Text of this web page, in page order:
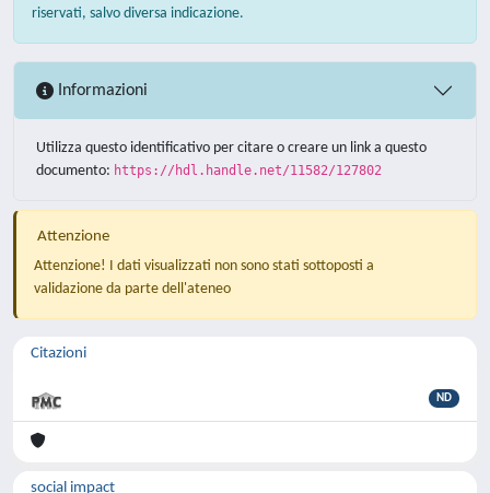
riservati, salvo diversa indicazione.
Informazioni
Utilizza questo identificativo per citare o creare un link a questo
documento: https://hdl.handle.net/11582/127802
Attenzione
Attenzione! I dati visualizzati non sono stati sottoposti a
validazione da parte dell'ateneo
Citazioni
ND
social impact